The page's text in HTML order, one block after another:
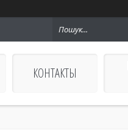
КОНТАКТЫ